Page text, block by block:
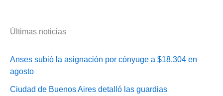
Últimas noticias
Anses subió la asignación por cónyuge a $18.304 en
agosto
Ciudad de Buenos Aires detalló las guardias